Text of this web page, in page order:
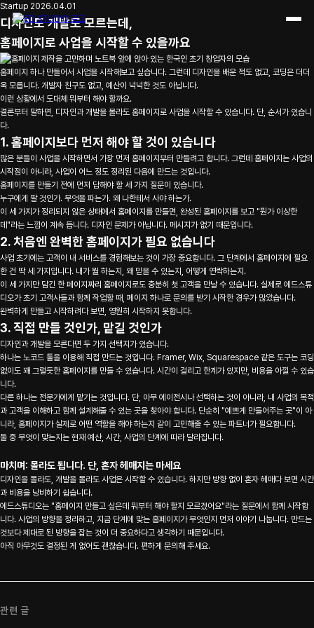
디자인 개발 몰라도 홈페이지로 사업 시작하는 방법
About
Work
Blog
Contact
Startup 2026.04.01
디자인도 개발도 모르는데,
홈페이지로 사업을 시작할 수 있을까요
홈페이지 하나 만들어서 사업을 시작해보고 싶습니다. 그런데 디자인을 배운 적도 없고, 코딩은 더더
욱 모릅니다. 개발자 친구도 없고, 예산이 넉넉한 것도 아닙니다.
이런 상황에서 도대체 뭐부터 해야 할까요.
결론부터 말하면, 디자인과 개발을 몰라도 홈페이지로 사업을 시작할 수 있습니다. 단, 순서가 있습니
다.
1. 홈페이지보다 먼저 해야 할 것이 있습니다
많은 분들이 사업을 시작하면서 가장 먼저 홈페이지부터 만들려고 합니다. 그런데 홈페이지는 사업의
시작점이 아니라, 사업이 어느 정도 정리된 다음에 만드는 것입니다.
홈페이지를 만들기 전에 먼저 답해야 할 세 가지 질문이 있습니다.
누구에게 팔 것인가. 무엇을 파는가. 왜 나한테서 사야 하는가.
이 세 가지가 정리되지 않은 상태에서 홈페이지를 만들면, 완성된 홈페이지를 보고 "뭔가 이상한
데"라는 느낌이 계속 듭니다. 디자인 문제가 아닙니다. 메시지가 없기 때문입니다.
2. 처음엔 완벽한 홈페이지가 필요 없습니다
사업 초기에는 고객이 내 서비스를 경험해보는 것이 가장 중요합니다. 그 단계에서 홈페이지에 필요
한 건 딱 세 가지입니다. 내가 뭘 하는지, 왜 믿을 수 있는지, 어떻게 연락하는지.
이 세 가지만 담긴 한 페이지짜리 홈페이지로도 충분히 첫 고객을 만날 수 있습니다. 실제로 에드스튜
디오가 초기 고객사들과 함께 작업할 때, 페이지 하나로 문의를 받기 시작한 경우가 많았습니다.
완벽하게 만들고 시작하려다 보면, 영원히 시작하지 못합니다.
3. 직접 만들 것인가, 맡길 것인가
디자인과 개발을 모른다면 두 가지 선택지가 있습니다.
하나는 노코드 툴을 이용해 직접 만드는 것입니다. Framer, Wix, Squarespace 같은 도구는 코딩
없이도 꽤 그럴듯한 홈페이지를 만들 수 있습니다. 시간이 걸리고 한계가 있지만, 비용을 아낄 수 있습
니다.
다른 하나는 전문가에게 맡기는 것입니다. 단, 아무 에이전시나 선택하는 것이 아니라, 내 사업의 목적
과 고객을 이해하고 함께 설계해줄 수 있는 곳을 찾아야 합니다. 단순히 "예쁘게 만들어주는 곳"이 아
니라, 홈페이지가 실제로 어떤 역할을 해야 하는지 같이 고민해줄 수 있는 파트너가 필요합니다.
둘 중 무엇이 맞는지는 현재 예산, 시간, 사업의 단계에 따라 달라집니다.
마치며: 몰라도 됩니다. 단, 혼자 헤매지는 마세요
디자인을 몰라도, 개발을 몰라도 사업은 시작할 수 있습니다. 하지만 방향 없이 혼자 헤매다 보면 시간
과 비용을 낭비하기 쉽습니다.
에드스튜디오는 "홈페이지 만들고 싶은데 뭐부터 해야 할지 모르겠어요"라는 질문에서 함께 시작합
니다. 사업의 방향을 정리하고, 지금 단계에 맞는 홈페이지가 무엇인지 먼저 이야기 나눕니다. 만드는
것보다 제대로 된 방향을 잡는 것이 더 중요하다고 생각하기 때문입니다.
아직 아무것도 결정된 게 없어도 괜찮습니다. 편하게 문의해 주세요.
관련 글